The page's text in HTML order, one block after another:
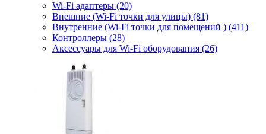
Wi-Fi адаптеры (20)
Внешние (Wi-Fi точки для улицы) (81)
Внутренние (Wi-Fi точки для помещений ) (411)
Контроллеры (28)
Аксессуары для Wi-Fi оборудования (26)